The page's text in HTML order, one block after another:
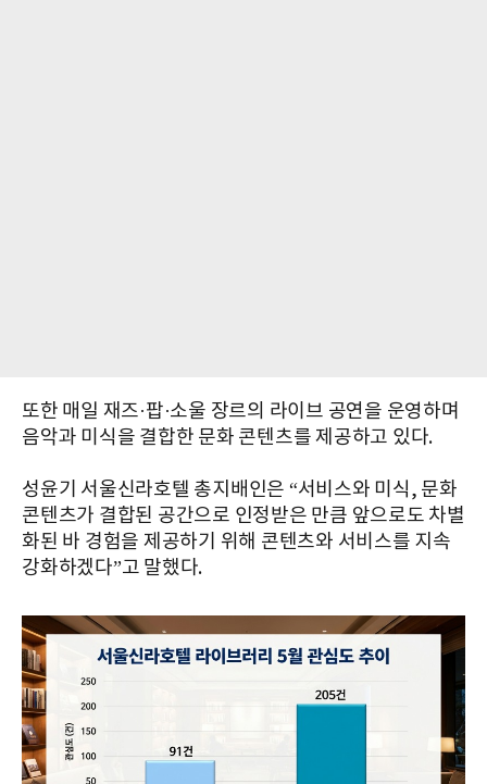
또한 매일 재즈·팝·소울 장르의 라이브 공연을 운영하며
음악과 미식을 결합한 문화 콘텐츠를 제공하고 있다.
성윤기 서울신라호텔 총지배인은 “서비스와 미식, 문화
콘텐츠가 결합된 공간으로 인정받은 만큼 앞으로도 차별
화된 바 경험을 제공하기 위해 콘텐츠와 서비스를 지속
강화하겠다”고 말했다.